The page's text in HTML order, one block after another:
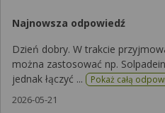
Najnowsza odpowiedź
Dzień dobry. W trakcie
można zastosować np.
jednak łączyć ...
Pokaż całą
2026-05-21